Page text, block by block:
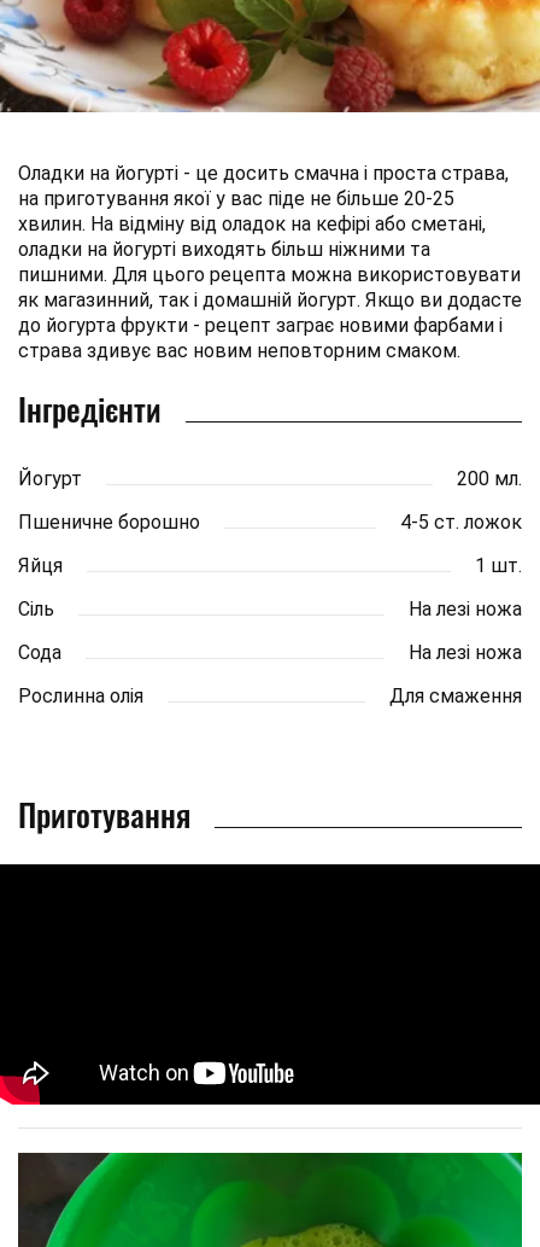
Оладки на йогурті - це досить смачна і проста страва,
на приготування якої у вас піде не більше 20-25
хвилин. На відміну від оладок на кефірі або сметані,
оладки на йогурті виходять більш ніжними та
пишними. Для цього рецепта можна використовувати
як магазинний, так і домашній йогурт. Якщо ви додасте
до йогурта фрукти - рецепт заграє новими фарбами і
страва здивує вас новим неповторним смаком.
Інгредієнти
Йогурт
200 мл.
Пшеничне борошно
4-5 ст. ложок
Яйця
1 шт.
Сіль
На лезі ножа
Сода
На лезі ножа
Рослинна олія
Для смаження
Приготування